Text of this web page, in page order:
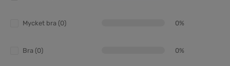
Mycket bra (0) 0%
Bra (0) 0%